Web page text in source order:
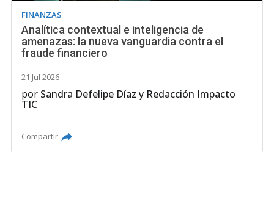
FINANZAS
Analítica contextual e inteligencia de
amenazas: la nueva vanguardia contra el
fraude financiero
21 Jul 2026
por Sandra Defelipe Díaz y Redacción Impacto
TIC
Compartir